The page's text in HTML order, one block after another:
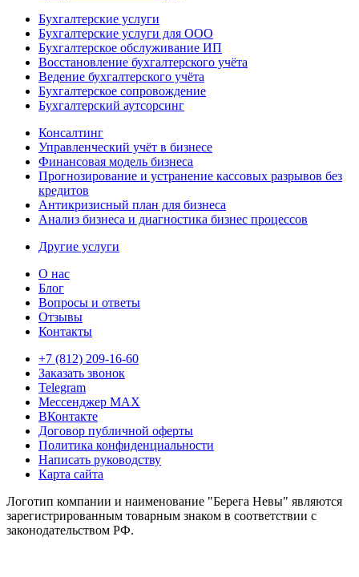
Бухгалтерские услуги
Бухгалтерские услуги для ООО
Бухгалтерское обслуживание ИП
Восстановление бухгалтерского учёта
Ведение бухгалтерского учёта
Бухгалтерское сопровождение
Бухгалтерский аутсорсинг
Консалтинг
Управленческий учёт в бизнесе
Финансовая модель бизнеса
Прогнозирование и устранение кассовых разрывов без
кредитов
Антикризисный план для бизнеса
Анализ бизнеса и диагностика бизнес процессов
Другие услуги
О нас
Блог
Вопросы и ответы
Отзывы
Контакты
+7 (812) 209-16-60
Заказать звонок
Telegram
Мессенджер MAX
ВКонтакте
Договор публичной оферты
Политика конфиденциальности
Написать руководству
Карта сайта
Логотип компании и наименование "Берега Невы" являются
зарегистрированным товарным знаком в соответствии с
законодательством РФ.